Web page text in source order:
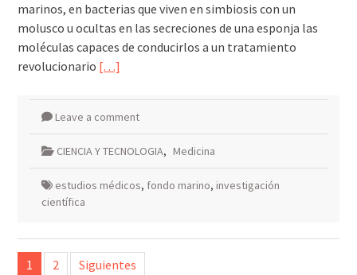
marinos, en bacterias que viven en simbiosis con un
molusco u ocultas en las secreciones de una esponja las
moléculas capaces de conducirlos a un tratamiento
revolucionario […]
Leave a comment
CIENCIA Y TECNOLOGIA, Medicina
estudios médicos, fondo marino, investigación
científica
Paginación
1 2 Siguientes